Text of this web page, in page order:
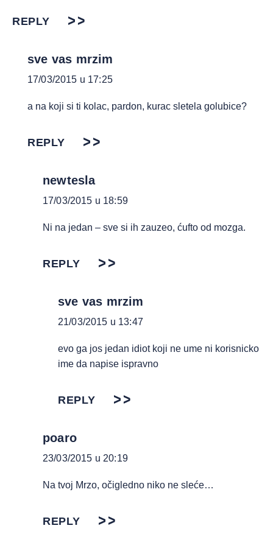
REPLY
sve vas mrzim
17/03/2015 u 17:25
a na koji si ti kolac, pardon, kurac sletela golubice?
REPLY
newtesla
17/03/2015 u 18:59
Ni na jedan – sve si ih zauzeo, ćufto od mozga.
REPLY
sve vas mrzim
21/03/2015 u 13:47
evo ga jos jedan idiot koji ne ume ni korisnicko
ime da napise ispravno
REPLY
poaro
23/03/2015 u 20:19
Na tvoj Mrzo, očigledno niko ne sleće…
REPLY